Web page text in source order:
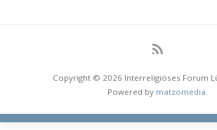
Copyright © 2026 Interreligiöses Forum
Powered by matzomedia.